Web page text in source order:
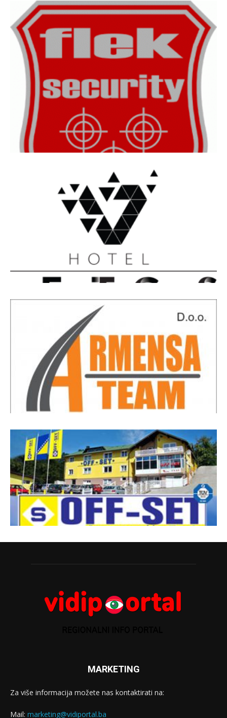
MARKETING
Za više informacija možete nas kontaktirati na:
Mail: marketing@vidiportal.ba